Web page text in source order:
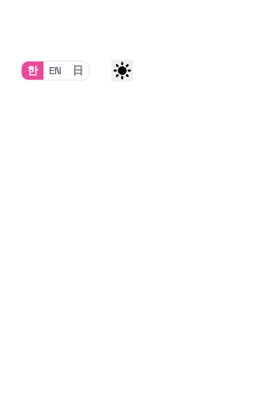
한 EN 日